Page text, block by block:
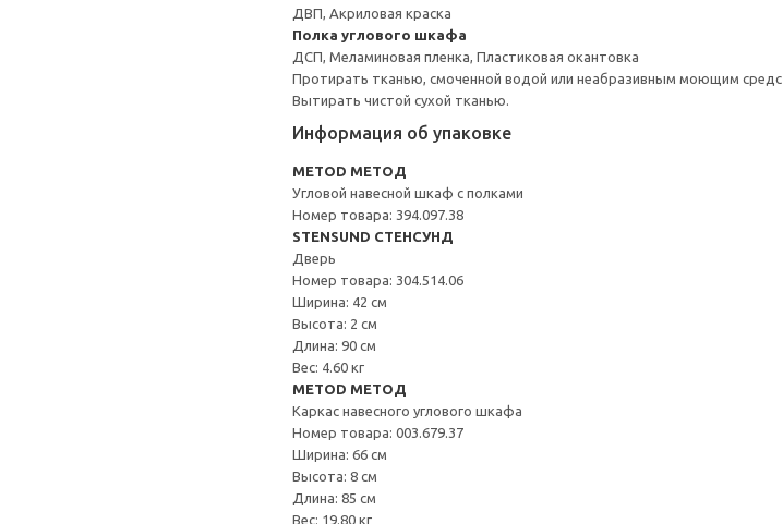
ДВП, Акриловая краска
Полка углового шкафа
ДСП, Меламиновая пленка, Пластиковая окантовка
Протирать тканью, смоченной водой или неабразивным моющим
Вытирать чистой сухой тканью.
Информация об упаковке
METOD МЕТОД
Угловой навесной шкаф с полками
Номер товара: 394.097.38
STENSUND СТЕНСУНД
Дверь
Номер товара: 304.514.06
Ширина: 42 см
Высота: 2 см
Длина: 90 см
Вес: 4.60 кг
METOD МЕТОД
Каркас навесного углового шкафа
Номер товара: 003.679.37
Ширина: 66 см
Высота: 8 см
Длина: 85 см
Вес: 19.80 кг